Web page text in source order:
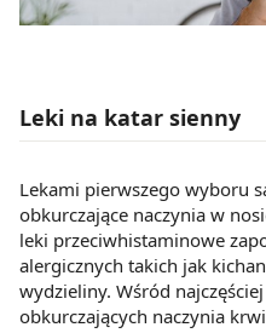
Leki na katar sienny
Lekami pierwszego wyboru
obkurczające naczynia w
leki przeciwhistaminowe
alergicznych takich jak
wydzieliny. Wśród
obkurczających naczynia